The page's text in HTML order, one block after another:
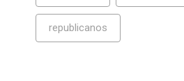
republicanos